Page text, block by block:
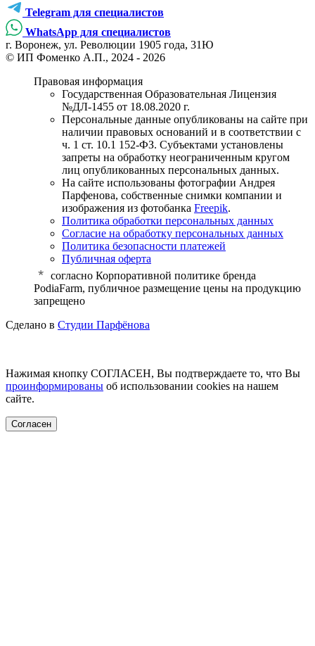
Telegram для специалистов
WhatsApp для специалистов
г. Воронеж, ул. Революции 1905 года, 31Ю
© ИП Фоменко А.П., 2024 - 2026
Правовая информация
Государственная Образовательная Лицензия
№ДЛ-1455 от 18.08.2020 г.
Персональные данные опубликованы на сайте при
наличии правовых оснований и в соответствии с
ч. 1 ст. 10.1 152-ФЗ. Субъектами установлены
запреты на обработку неограниченным кругом
лиц опубликованных персональных данных.
На сайте использованы фотографии Андрея
Парфенова, собственные снимки компании и
изображения из фотобанка Freepik.
Политика обработки персональных данных
Согласие на обработку персональных данных
Политика безопасности платежей
Публичная оферта
cогласно Корпоративной политике бренда
PodiaFarm, публичное размещение цены на продукцию
запрещено
Сделано в Студии Парфёнова
Нажимая кнопку СОГЛАСЕН, Вы подтверждаете то, что Вы
проинформированы об использовании cookies на нашем
сайте.
Согласен